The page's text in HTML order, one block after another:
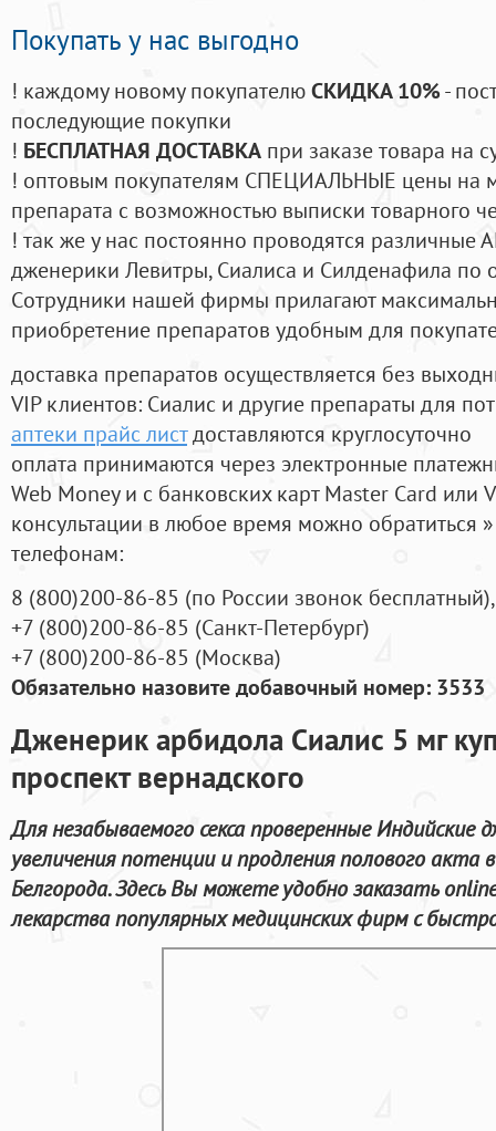
Покупать у нас выгодно
! каждому новому покупателюСКИДКА 10%-
последующие покупки
! БЕСПЛАТНАЯ ДОСТАВКА при заказе товара на
! оптовым покупателям СПЕЦИАЛЬНЫЕ цены на
препарата с возможностью выписки товарного
! так же у нас постоянно проводятся
дженерики Левитры, Сиалиса и Силденафила по
Cотрудники нашей фирмы прилагают
приобретение препаратов удобным для
доставка препаратов осуществляется без
VIP клиентов: Сиалис и другие препараты для
аптеки прайс листдоставляются круглосуточно
оплата принимаются через электронные
Web Money и с банковских карт Master Card или
консультации в любое время можно обратиться
телефонам:
8 (800)200-86-85 (по России звонок бесплатный),
+7 (800)200-86-85 (Санкт-Петербург)
+7 (800)200-86-85 (Москва)
Обязательно назовите добавочный номер: 3533
Дженерик арбидола Сиалис 5 мг
проспект вернадского
Для незабываемого секса проверенные Индийские
увеличения потенции и продления полового акта
Белгорода. Здесь Вы можете удобно заказать
лекарства популярных медицинских фирм с